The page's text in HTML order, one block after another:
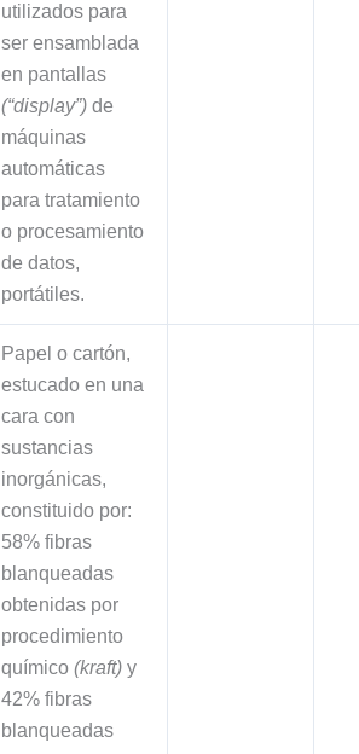
utilizados para
ser ensamblada
en pantallas
(“display”) de
máquinas
automáticas
para tratamiento
o procesamiento
de datos,
portátiles.
Papel o cartón,
estucado en una
cara con
sustancias
inorgánicas,
constituido por:
58% fibras
blanqueadas
obtenidas por
procedimiento
químico (kraft) y
42% fibras
blanqueadas